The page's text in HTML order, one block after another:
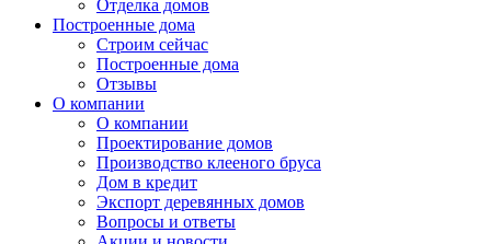
Отделка домов
Построенные дома
Строим сейчас
Построенные дома
Отзывы
О компании
О компании
Проектирование домов
Производство клееного бруса
Дом в кредит
Экспорт деревянных домов
Вопросы и ответы